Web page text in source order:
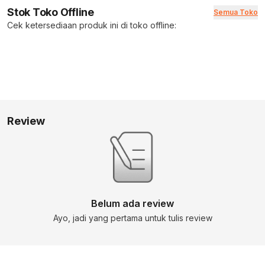
Stok Toko Offline Semua Toko
Cek ketersediaan produk ini di toko offline:
Review
Belum ada review
Ayo, jadi yang pertama untuk tulis review